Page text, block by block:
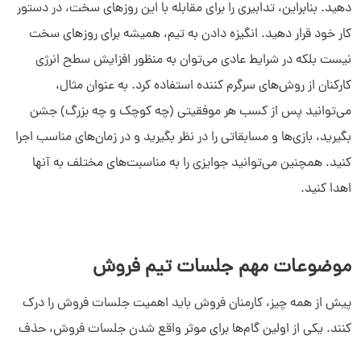
دهید. بنابراین، تدابیری را برای مقابله با این روزهای سخت، در دستور
کار خود قرار دهید. انگیزه دادن به تیم، همیشه برای روزهای سخت
نیست بلکه در شرایط عادی می‌توان به منظور افزایش سطح انرژی
کارکنان از روش‌های سرگرم کننده استفاده کرد. به عنوان مثال،
می‌توانید پس از کسب هر موفقیتی (چه کوچک و چه بزرگ) جشن
بگیرید، بازی‌ها و مسابقاتی را در نظر بگیرید و در زمان‌های مناسب اجرا
کنید. همچنین می‌توانید جوایزی را به مناسبت‌های مختلف به آنها
اهدا کنید.
موضوعات مهم جلسات تیم فروش
پیش از همه چیز، کارمنان فروش باید اهمیت جلسات فروش را درک
کنند. یکی از اولین گام‌ها برای موثر واقع شدن جلسات فروش، حذف